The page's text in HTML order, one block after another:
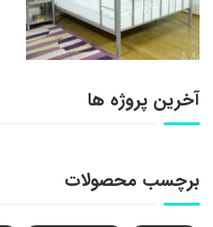
آخرین پروژه ها
برچسب محصولات